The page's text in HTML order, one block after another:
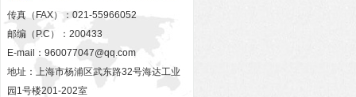
传真（FAX）：021-55966052
邮编（P.C）：200433
E-mail： 960077047@qq.com
地址：上海市杨浦区武东路32号海达工业
园1号楼201-202室